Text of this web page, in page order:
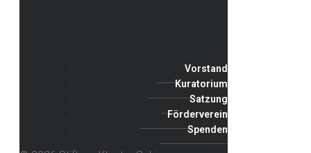
Vorstand
Kuratorium
Satzung
Förderverein
Spenden